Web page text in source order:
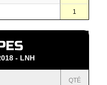
1
- LNH
QTÉ